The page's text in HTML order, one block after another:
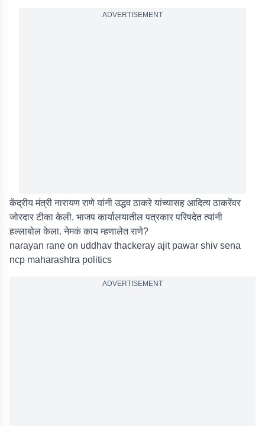
ADVERTISEMENT
केंद्रीय मंत्री नारायण राणे यांनी उद्धव ठाकरे यांच्यासह आदित्य ठाकरेंवर
जोरदार टीका केली. भाजप कार्यालयातील पत्रकार परिषदेत त्यांनी
हल्लाबोल केला. नेमकं काय म्हणालेत राणे?
narayan rane on uddhav thackeray ajit pawar shiv sena
ncp maharashtra politics
ADVERTISEMENT